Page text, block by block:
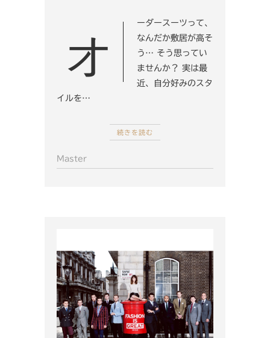
オーダースーツって、
なんだか敷居が高そ
う… そう思ってい
ませんか？ 実は最
近、自分好みのスタ
イルを…
続きを読む
Master